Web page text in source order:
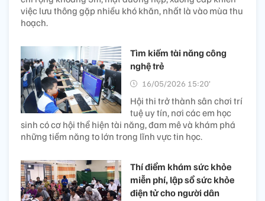
việc lưu thông gặp nhiều khó khăn, nhất là vào mùa thu
hoạch.
Tìm kiếm tài năng công
nghệ trẻ
16/05/2026 15:20’
Hội thi trở thành sân chơi trí
tuệ uy tín, nơi các em học
sinh có cơ hội thể hiện tài năng, đam mê và khám phá
những tiềm năng to lớn trong lĩnh vực tin học.
Thí điểm khám sức khỏe
miễn phí, lập sổ sức khỏe
điện tử cho người dân